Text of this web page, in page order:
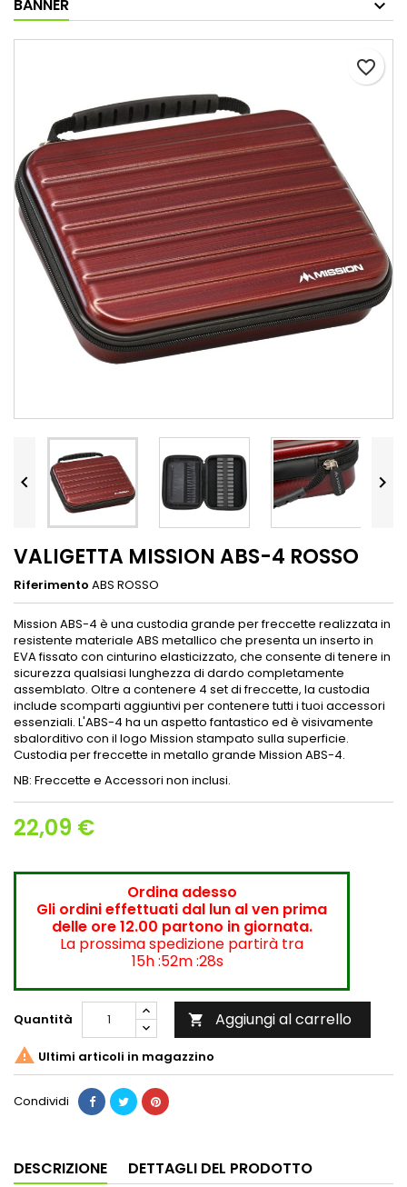
BANNER
favorite_border
 
VALIGETTA MISSION ABS-4 ROSSO
Riferimento ABS ROSSO
Mission ABS-4 è una custodia grande per freccette realizzata in
resistente materiale ABS metallico che presenta un inserto in
EVA fissato con cinturino elasticizzato, che consente di tenere in
sicurezza qualsiasi lunghezza di dardo completamente
assemblato. Oltre a contenere 4 set di freccette, la custodia
include scomparti aggiuntivi per contenere tutti i tuoi accessori
essenziali. L'ABS-4 ha un aspetto fantastico ed è visivamente
sbalorditivo con il logo Mission stampato sulla superficie.
Custodia per freccette in metallo grande Mission ABS-4.
NB: Freccette e Accessori non inclusi.
22,09 €
Ordina adesso
Gli ordini effettuati dal lun al ven prima
delle ore 12.00 partono in giornata.
La prossima spedizione partirà tra
15h :52m :27s
Quantità  Aggiungi al carrello
 Ultimi articoli in magazzino
Condividi
DESCRIZIONE DETTAGLI DEL PRODOTTO